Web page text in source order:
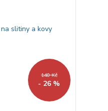
140 Kč
- 26 %